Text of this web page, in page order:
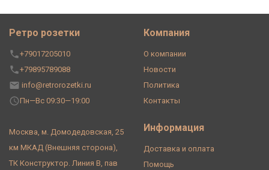
Ретро розетки
+79017205010
+79895789088
info@retrorozetki.ru
Пн—Вс 09:30—19:00
Москва, м. Домодедовская, 25
км МКАД (Внешняя сторона),
ТК Конструктор. Линия В, пав
Компания
О компании
Новости
Политика
Контакты
Информация
Доставка и оплата
Помощь